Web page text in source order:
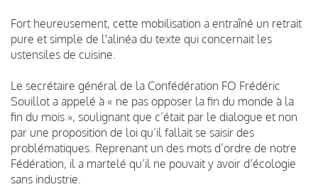
Fort heureusement, cette mobilisation a entraîné un retrait
pure et simple de l'alinéa du texte qui concernait les
ustensiles de cuisine.
Le secrétaire général de la Confédération FO Frédéric
Souillot a appelé à « ne pas opposer la fin du monde à la
fin du mois », soulignant que c’était par le dialogue et non
par une proposition de loi qu’il fallait se saisir des
problématiques. Reprenant un des mots d’ordre de notre
Fédération, il a martelé qu’il ne pouvait y avoir d’écologie
sans industrie.